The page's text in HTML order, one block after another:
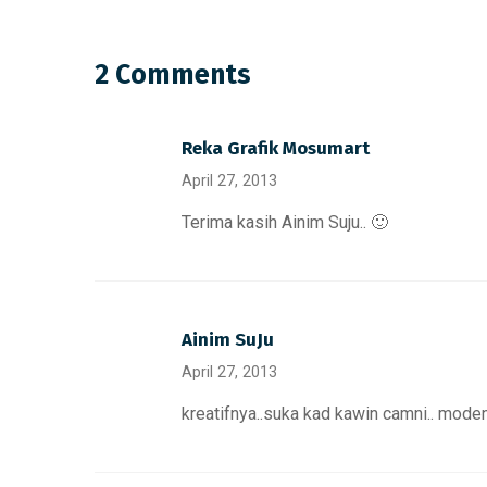
2 Comments
Reka Grafik Mosumart
April 27, 2013
Terima kasih Ainim Suju.. 🙂
Ainim SuJu
April 27, 2013
kreatifnya..suka kad kawin camni..